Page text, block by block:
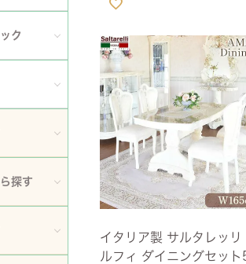
明
ン
オブジェ
ク
バー・ダストボックス
ンナー
テン
バー
プレイ
テリア
探す
イタリア製 サルタレッリ
ルフィ ダイニングセッ